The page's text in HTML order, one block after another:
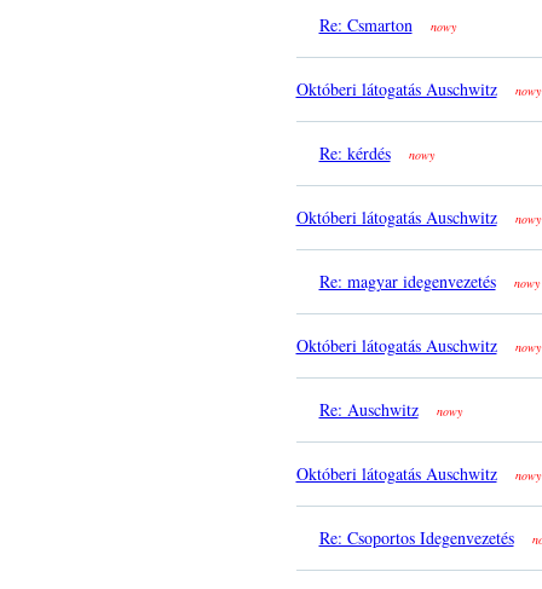
Re: Csmarton nowy
Októberi látogatás Auschwitz nowy
Re: kérdés nowy
Októberi látogatás Auschwitz nowy
Re: magyar idegenvezetés nowy
Októberi látogatás Auschwitz nowy
Re: Auschwitz nowy
Októberi látogatás Auschwitz nowy
Re: Csoportos Idegenvezetés